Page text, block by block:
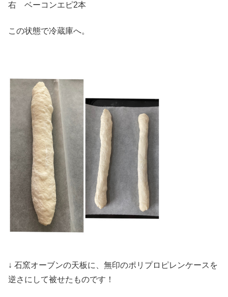
右 ベーコンエピ2本
この状態で冷蔵庫へ。
↓ 石窯オーブンの天板に、無印のポリプロピレンケースを
逆さにして被せたものです！